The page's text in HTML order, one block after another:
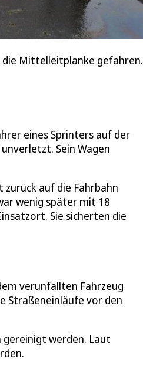
die Mittelleitplanke gefahren.
eines Sprinters auf der
Sein Wagen
auf die Fahrbahn
wenig später mit 18
Sie sicherten die
verunfallten Fahrzeug
Straßeneinläufe vor den
gereinigt werden. Laut